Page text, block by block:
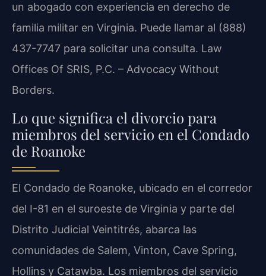
un abogado con experiencia en derecho de
familia militar en Virginia. Puede llamar al (888)
437-7747 para solicitar una consulta. Law
Offices Of SRIS, P.C. – Advocacy Without
Borders.
Lo que significa el divorcio para
miembros del servicio en el Condado
de Roanoke
El Condado de Roanoke, ubicado en el corredor
del I-81 en el suroeste de Virginia y parte del
Distrito Judicial Veintitrés, abarca las
comunidades de Salem, Vinton, Cave Spring,
Hollins y Catawba. Los miembros del servicio